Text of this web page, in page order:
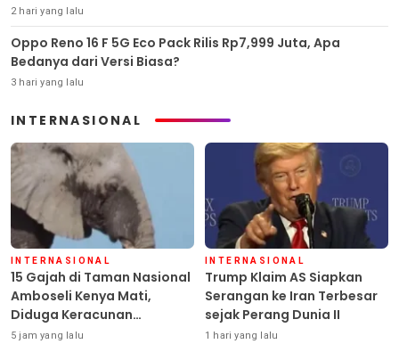
2 hari yang lalu
Oppo Reno 16 F 5G Eco Pack Rilis Rp7,999 Juta, Apa
Bedanya dari Versi Biasa?
3 hari yang lalu
INTERNASIONAL
INTERNASIONAL
15 Gajah di Taman Nasional
Amboseli Kenya Mati,
Diduga Keracunan
Pestisida
5 jam yang lalu
INTERNASIONAL
Trump Klaim AS Siapkan
Serangan ke Iran Terbesar
sejak Perang Dunia II
1 hari yang lalu